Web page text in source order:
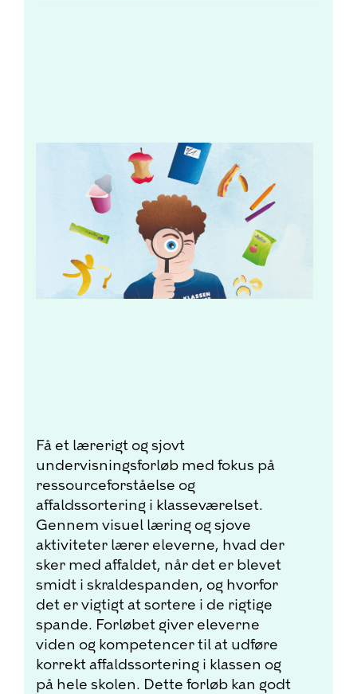
Få et lærerigt og sjovt
undervisningsforløb med fokus på
ressourceforståelse og
affaldssortering i klasseværelset.
Gennem visuel læring og sjove
aktiviteter lærer eleverne, hvad der
sker med affaldet, når det er blevet
smidt i skraldespanden, og hvorfor
det er vigtigt at sortere i de rigtige
spande. Forløbet giver eleverne
viden og kompetencer til at udføre
korrekt affaldssortering i klassen og
på hele skolen. Dette forløb kan godt